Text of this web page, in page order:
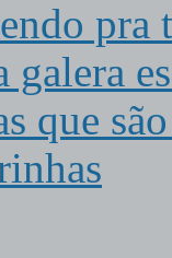
pra
galera
que